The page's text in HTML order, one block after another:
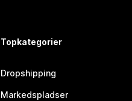
Topkategorier
Dropshipping
Markedspladser